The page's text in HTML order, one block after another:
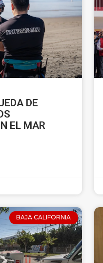
DE
EL MAR
BAJA CALIFORNIA